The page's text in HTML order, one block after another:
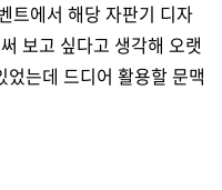
트에서 해당 자판기 디자
보고 싶다고 생각해 오랫
는데 드디어 활용할 문맥